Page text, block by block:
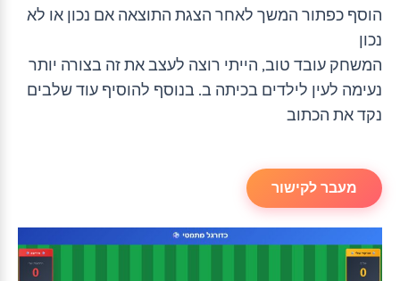
הוסף כפתור המשך לאחר הצגת התוצאה אם נכון או לא
נכון
המשחק עובד טוב, הייתי רוצה לעצב את זה בצורה יותר
נעימה לעין לילדים בכיתה ב. בנוסף להוסיף עוד שלבים
נקד את הכתוב
מעבר לקישור